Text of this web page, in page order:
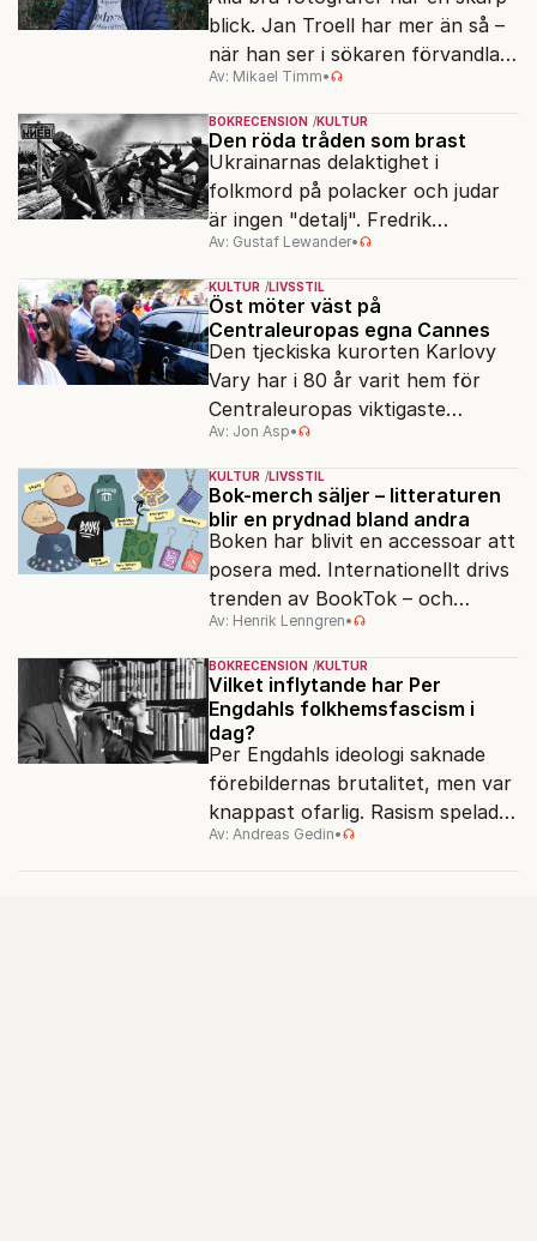
blick. Jan Troell har mer än så –
när han ser i sökaren förvandlas
vardagen till underverk. Fyllda 95
gör han en ny film.
Av: Mikael Timm•
BOKRECENSION KULTUR
Den röda tråden som brast
Ukrainarnas delaktighet i
folkmord på polacker och judar
är ingen "detalj". Fredrik
Segerfeldts iver att skildra den
ryska imperialismen leder till en
förenklad bild av historien.
Av: Gustaf Lewander•
KULTUR LIVSSTIL
Öst möter väst på
Centraleuropas egna Cannes
Den tjeckiska kurorten Karlovy
Vary har i 80 år varit hem för
Centraleuropas viktigaste
filmfestival – en plats där
Hollywoodglans möter
egensinnighet.
Av: Jon Asp•
KULTUR LIVSSTIL
Bok-merch säljer – litteraturen
blir en prydnad bland andra
Boken har blivit en accessoar att
posera med. Internationellt drivs
trenden av BookTok – och
förlagen följer efter.
Av: Henrik Lenngren•
BOKRECENSION KULTUR
Vilket inflytande har Per
Engdahls folkhemsfascism i
dag?
Per Engdahls ideologi saknade
förebildernas brutalitet, men var
knappast ofarlig. Rasism spelades
ned i förmån för "kultur". Känns
Av: Andreas Gedin•